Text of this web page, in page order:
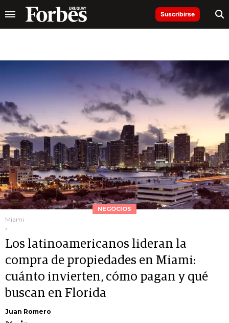
Suscribirse
NEGOCIOS
Miami
.
Los latinoamericanos lideran la
compra de propiedades en Miami:
cuánto invierten, cómo pagan y qué
buscan en Florida
Juan Romero